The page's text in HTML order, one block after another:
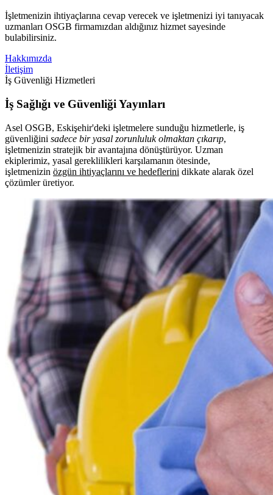
İşletmenizin ihtiyaçlarına cevap verecek ve işletmenizi iyi tanıyacak
uzmanları OSGB firmamızdan aldığınız hizmet sayesinde
bulabilirsiniz.
Hakkımızda
İletişim
İş Güvenliği Hizmetleri
İş Sağlığı ve Güvenliği Yayınları
Asel OSGB, Eskişehir'deki işletmelere sunduğu hizmetlerle, iş
güvenliğini sadece bir yasal zorunluluk olmaktan çıkarıp,
işletmenizin stratejik bir avantajına dönüştürüyor. Uzman
ekiplerimiz, yasal gereklilikleri karşılamanın ötesinde,
işletmenizin özgün ihtiyaçlarını ve hedeflerini dikkate alarak özel
çözümler üretiyor.